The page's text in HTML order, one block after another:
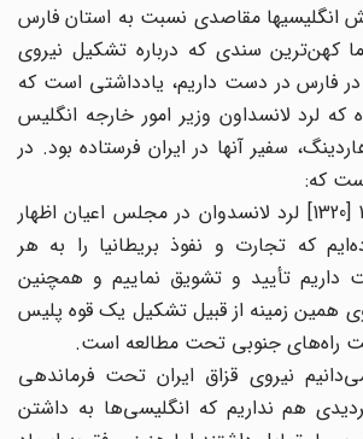
پیش انگلیسیها مقاصدی نسبت به استان فارس
کهن‌ترین سندی که درباره تشکیل نیروی
در دست داریم، یادداشتی است که
لرد لانسداون وزیر امور خارجه انگلیس
سفیر آنها در ایران فرستاده بود. در
که:
در پنجم ماه مه 1903 [1320] لرد لانسدوان در مجلس اعیان اظهار
که تجارت و نفوذ بریطانیا را به هر
تأیید و تشویق نماییم و همچنین
همین زمینه از قبیل تشکیل یک قوه پلیس
راه‌های جنوبی تحت مطالعه است.
نیروی قزاق ایران تحت فرماندهی
هم نداریم که انگلیسی‌ها به داشتن